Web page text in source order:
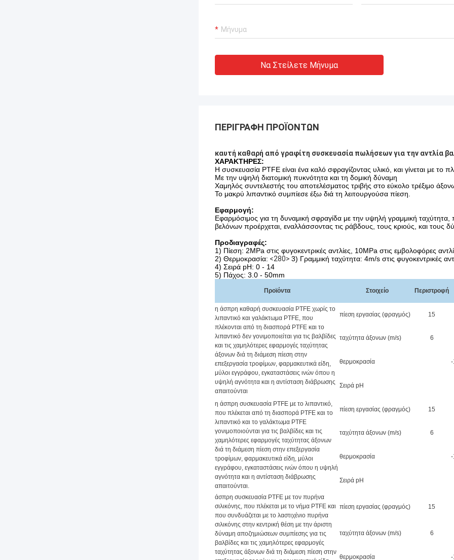
Να Στείλετε Μήνυμα
ΠΕΡΙΓΡΑΦΉ ΠΡΟΪΌΝΤΩΝ
καυτή καθαρή από γραφίτη συσκευασία πωλήσεων για την αντλία
ΧΑΡΑΚΤΗΡΕΣ:
Η συσκευασία PTFE είναι ένα καλό σφραγίζοντας υλικό, και γίνεται με το
Με την υψηλή διατομική πυκνότητα και τη δομική δύναμη
Χαμηλός συντελεστής του αποτελέσματος τριβής στο εύκολο τρέξιμο
Το μακρύ λιπαντικό συμπίεσε έξω διά τη λειτουργούσα πίεση.
Εφαρμογή:
Εφαρμόσιμος για τη δυναμική σφραγίδα με την υψηλή γραμμική ταχύτητα,
βελόνων προέρχεται, εναλλάσσοντας τις ράβδους, τους κριούς, και τους
Προδιαγραφές:
1) Πίεση: 2MPa στις φυγοκεντρικές αντλίες, 10MPa στις εμβολοφόρες
2) Θερμοκρασία: <280> 3) Γραμμική ταχύτητα: 4m/s στις φυγοκεντρικές
4) Σειρά pH: 0 - 14
5) Πάχος: 3.0 - 50mm
Προϊόντα Στοιχείο Περιστροφή
η άσπρη καθαρή συσκευασία PTFE χωρίς το
λιπαντικό και γαλάκτωμα PTFE, που
πλέκονται από τη διασπορά PTFE και το
λιπαντικό δεν γονιμοποιείται για τις βαλβίδες
και τις χαμηλότερες εφαρμογές ταχύτητας
άξονων διά τη διάμεση πίεση στην
επεξεργασία τροφίμων, φαρμακευτικά είδη,
μύλοι εγγράφου, εγκαταστάσεις ινών όπου η
υψηλή αγνότητα και η αντίσταση διάβρωσης
απαιτούνται
πίεση εργασίας (φραγμός) 15
ταχύτητα άξονων (m/s) 6
θερμοκρασία -
Σειρά pH
η άσπρη συσκευασία PTFE με το λιπαντικό,
που πλέκεται από τη διασπορά PTFE και το
λιπαντικό και το γαλάκτωμα PTFE
γονιμοποιούνται για τις βαλβίδες και τις
χαμηλότερες εφαρμογές ταχύτητας άξονων
διά τη διάμεση πίεση στην επεξεργασία
τροφίμων, φαρμακευτικά είδη, μύλοι
εγγράφου, εγκαταστάσεις ινών όπου η υψηλή
αγνότητα και η αντίσταση διάβρωσης
απαιτούνται.
πίεση εργασίας (φραγμός) 15
ταχύτητα άξονων (m/s) 6
θερμοκρασία -
Σειρά pH
άσπρη συσκευασία PTFE με τον πυρήνα
σιλικόνης, που πλέκεται με το νήμα PTFE και
που συνδυάζεται με το λαστιχένιο πυρήνα
σιλικόνης στην κεντρική θέση με την άριστη
δύναμη αποζημιώσεων συμπίεσης για τις
βαλβίδες και τις χαμηλότερες εφαρμογές
ταχύτητας άξονων διά τη διάμεση πίεση στην
πίεση εργασίας (φραγμός) 15
ταχύτητα άξονων (m/s) 6
θερμοκρασία -